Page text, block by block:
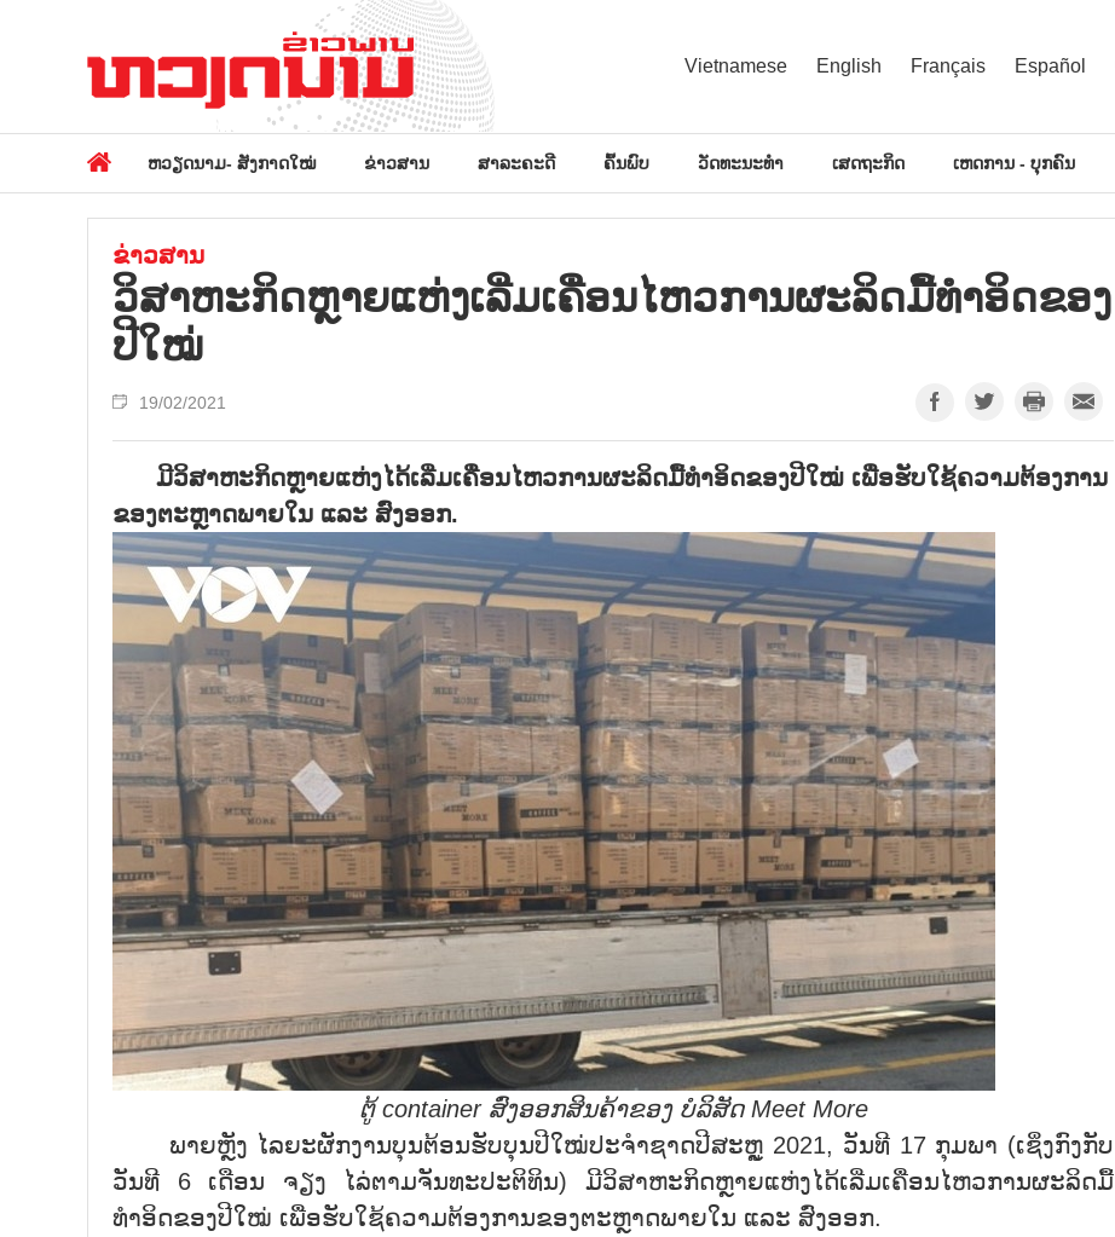
Vietnamese English Français Español
ຫວຽດນາມ- ສັງກາດໃໝ່ ຂ່າວສານ ສາລະຄະດີ ຄົ້ນພົບ ວັດທະນະທຳ ເສດຖະກິດ ເຫດການ - ບຸກຄົນ
ຂ່າວສານ
ວິສາຫະກິດຫຼາຍແຫ່ງເລີ່ມເຄື່ອນໄຫວການຜະລິດມື້ທຳອິດຂອງ
ປີໃໝ່
19/02/2021
ມີວິສາຫະກິດຫຼາຍແຫ່ງໄດ້ເລີ່ມເຄື່ອນໄຫວການຜະລິດມື້ທຳອິດຂອງປີໃໝ່ ເພື່ອຮັບໃຊ້ຄວາມຕ້ອງການ
ຂອງຕະຫຼາດພາຍໃນ ແລະ ສົ່ງອອກ.
ຕູ້container ສົ່ງອອກສິນຄ້າຂອງ ບໍລິສັດ Meet More
ພາຍຫຼັງ ໄລຍະຜັກງານບຸນຕ້ອນຮັບບຸນປີໃໝ່ປະຈຳຊາດປີສະຫຼູ 2021, ວັນທີ 17 ກຸມພາ (ເຊິ່ງກົງກັບ
ວັນທີ 6 ເດືອນ ຈຽງ ໄລ່ຕາມຈັນທະປະຕິທິນ) ມີວິສາຫະກິດຫຼາຍແຫ່ງໄດ້ເລີ່ມເຄື່ອນໄຫວການຜະລິດມື້
ທຳອິດຂອງປີໃໝ່ ເພື່ອຮັບໃຊ້ຄວາມຕ້ອງການຂອງຕະຫຼາດພາຍໃນ ແລະ ສົ່ງອອກ.